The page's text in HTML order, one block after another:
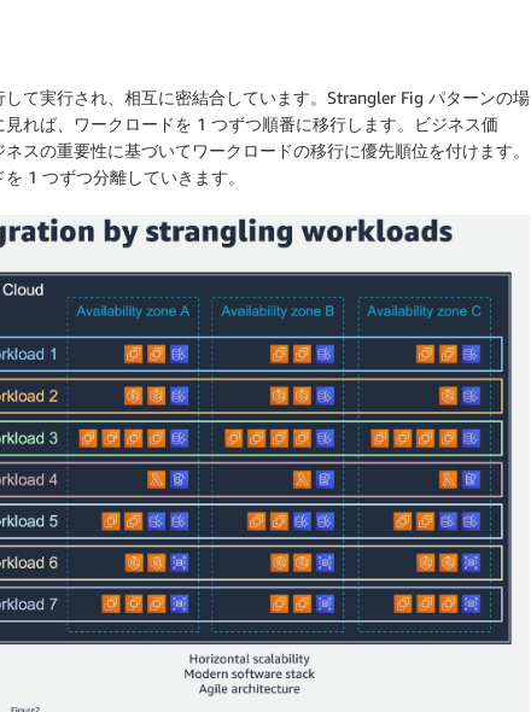
て実行され、相互に密結合しています。Strangler Fig パターンの場
れば、ワークロードを 1 つずつ順番に移行します。ビジネス価
スの重要性に基づいてワークロードの移行に優先順位を付けます。
1 つずつ分離していきます。